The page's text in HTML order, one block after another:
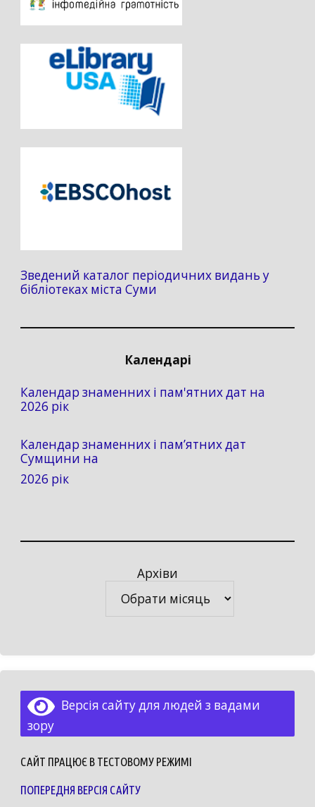
Зведений каталог періодичних видань у
бібліотеках міста Суми
Календарі
Календар знаменних і пам'ятних дат на
2026 рік
Календар знаменних і пам’ятних дат
Сумщини на
2026 рік
Архіви
Версія сайту для людей з вадами
зору
САЙТ ПРАЦЮЄ В ТЕСТОВОМУ РЕЖИМІ
ПОПЕРЕДНЯ ВЕРСІЯ САЙТУ